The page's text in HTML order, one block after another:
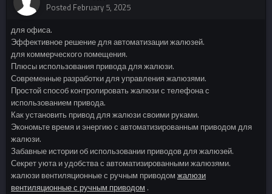
Posted February 5, 2025
для офиса.
Эффективное решение для автоматизации жалюзей.
для коммерческого помещения.
Плюсы использования привода для жалюзи.
Современные разработки для управления жалюзями.
Простой способ контролировать жалюзи с телефона с
использованием привода.
Как установить привод для жалюзи своими руками.
Экономьте время и энергию с автоматизированным приводом для
жалюзи.
Забавные истории об использовании приводов для жалюзей.
Секрет уюта и удобства с автоматизированными жалюзями.
жалюзи вентиляционные с ручным приводом жалюзи
вентиляционные с ручным приводом .